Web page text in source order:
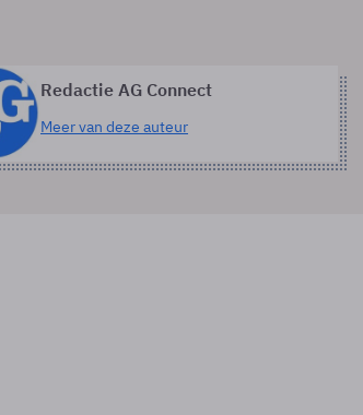
Redactie AG Connect
Meer van deze auteur